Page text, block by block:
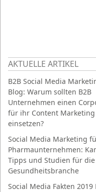
AKTUELLE ARTIKEL
B2B Social Media
Blog: Warum sollten B2B
Unternehmen einen
für ihr Content Marketing
einsetzen?
Social Media Marketing
Pharmaunternehmen:
Tipps und Studien für die
Gesundheitsbranche
Social Media Fakten 2019